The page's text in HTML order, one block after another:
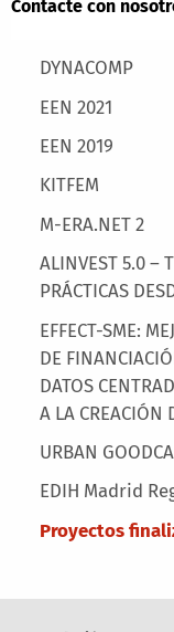
Main menu
DYNACOMP
EEN 2021
EEN 2019
KITFEM
M-ERA.NET 2
ALINVEST 5.0 –
PRÁCTICAS
EFFECT-SME:
DE
DATOS
A LA CREACIÓN
URBAN
EDIH Madrid
Proyectos
Contacte con